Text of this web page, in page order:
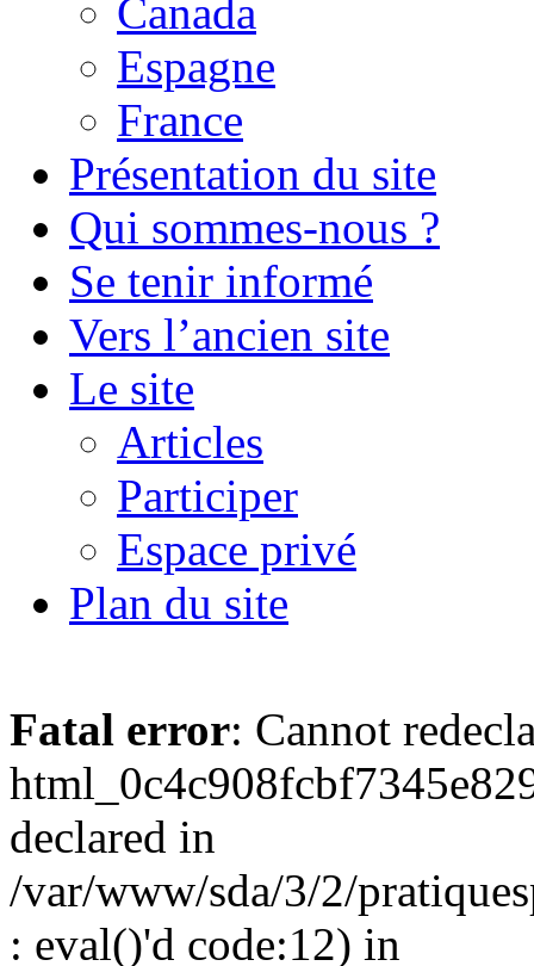
Canada
Espagne
France
Présentation du site
Qui sommes-nous ?
Se tenir informé
Vers l’ancien site
Le site
Articles
Participer
Espace privé
Plan du site
Fatal error: Cannot
declared in
/var/www/sda/3/2/
: eval()'d code:12) in